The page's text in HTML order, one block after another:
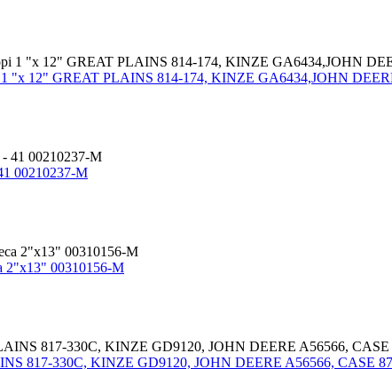
1 "х 12" GREAT PLAINS 814-174, KINZE GA6434,JOHN
00210237-M
2"х13" 00310156-M
817-330C, KINZE GD9120, JOHN DEERE A56566, CASE